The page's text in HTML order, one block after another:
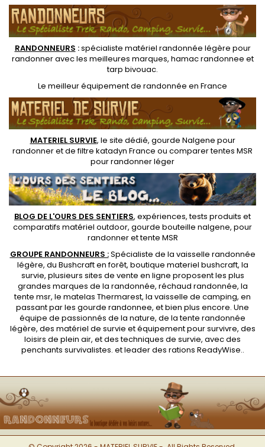
RANDONNEURS :spécialiste matériel randonnée légère pour
randonner avec les meilleures marques, hamac randonnee et
tarp bivouac.
Le meilleur équipement de randonnée en France
MATERIEL SURVIE, le site dédié, gourde Nalgene pour
randonneret defiltre katadyn France ou comparer tentes MSR
pour randonner léger
BLOG DE L'OURS DES SENTIERS, expériences, tests produits et
comparatifs matériel outdoor, gourde bouteille nalgene, pour
randonner ettente MSR
GROUPE RANDONNEURS :Spécialiste de la vaisselle randonnée
légère, du Bushcraft en forêt, boutique materiel bushcraft, la
survie, plusieurs sites de vente en ligne proposent les plus
grandes marques de la randonnée, réchaud randonnée, la
tente msr, le matelas Thermarest, la vaisselle de camping, en
passant par les gourde randonnee, et bien plus encore. Une
équipe de passionnés de la nature, de latente randonnée
légère, des matériel de survie et équipement pour survivre, des
loisirs de plein air, et des techniques de survie, avec des
penchants survivalistes. et leader des rations ReadyWise..